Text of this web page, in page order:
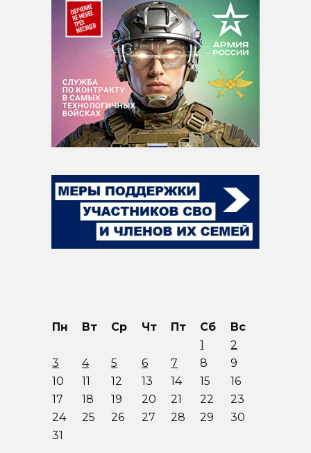
Пн Вт Ср Чт Пт Сб
Вс
1
2
3
4 5 6 7 8
9
10
11 12 13 14 15
16
17
18 19 20 21 22
23
24
25 26 27 28 29
30
31